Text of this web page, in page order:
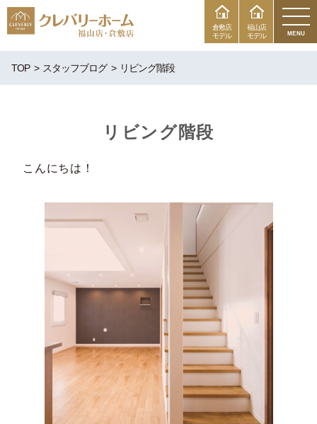
福山店
モデル
倉敷店
モデル
MENU
TOP スタッフブログ リビング階段
リビング階段
こんにちは！